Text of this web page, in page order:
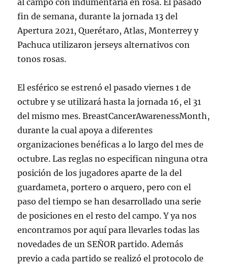
al campo con indumentaria en rosa. El pasado
fin de semana, durante la jornada 13 del
Apertura 2021, Querétaro, Atlas, Monterrey y
Pachuca utilizaron jerseys alternativos con
tonos rosas.
El esférico se estrenó el pasado viernes 1 de
octubre y se utilizará hasta la jornada 16, el 31
del mismo mes. BreastCancerAwarenessMonth,
durante la cual apoya a diferentes
organizaciones benéficas a lo largo del mes de
octubre. Las reglas no especifican ninguna otra
posición de los jugadores aparte de la del
guardameta, portero o arquero, pero con el
paso del tiempo se han desarrollado una serie
de posiciones en el resto del campo. Y ya nos
encontramos por aquí para llevarles todas las
novedades de un SEÑOR partido. Además
previo a cada partido se realizó el protocolo de